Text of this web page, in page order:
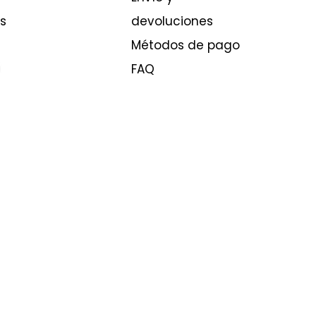
devoluciones
Métodos de pago
FAQ